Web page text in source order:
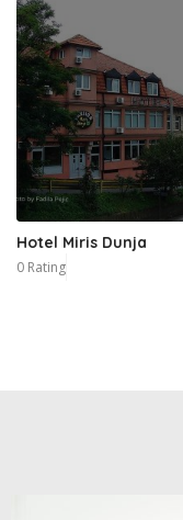
Hotel Miris Dunja
0 Rating